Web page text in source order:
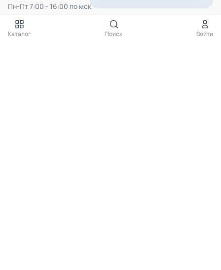
Все категории
Каталог Поиск Войти
Пн-Пт 7:00 - 16:00 по мск
Подпишитесь на нашу рассылку